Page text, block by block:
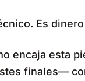
Es
encaja esta
finales—